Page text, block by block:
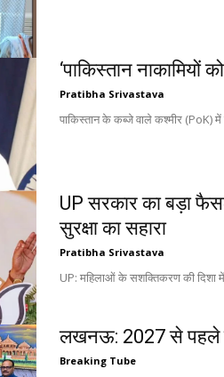
‘पाकिस्तान नाकामियों
Pratibha Srivastava
पाकिस्तान के कब्जे वाले कश्मीर (PoK) में
UP सरकार का बड़ा
सुरक्षा का सहारा
Pratibha Srivastava
UP: महिलाओं के सशक्तिकरण की दिशा
लखनऊ: 2027 से पहले
Breaking Tube